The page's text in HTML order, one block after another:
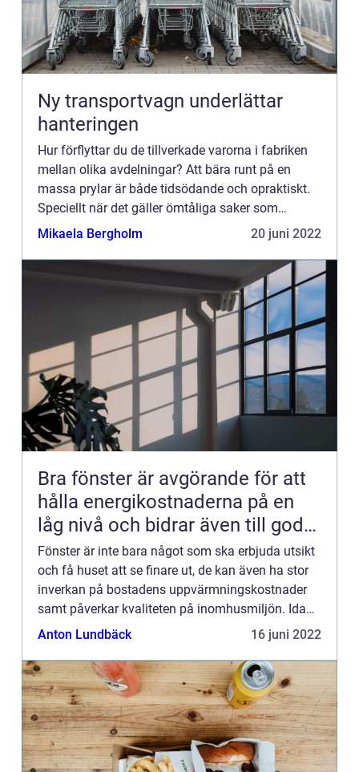
Ny transportvagn underlättar
hanteringen
Hur förflyttar du de tillverkade varorna i fabriken
mellan olika avdelningar? Att bära runt på en
massa prylar är både tidsödande och opraktiskt.
Speciellt när det gäller ömtåliga saker som
glasskivor eller skrymmande saker som järnplåtar.
Mikaela Bergholm 20 juni 2022
Bra fönster är avgörande för att
hålla energikostnaderna på en
låg nivå och bidrar även till god
inomhusmiljö
Fönster är inte bara något som ska erbjuda utsikt
och få huset att se finare ut, de kan även ha stor
inverkan på bostadens uppvärmningskostnader
samt påverkar kvaliteten på inomhusmiljön. Idag
finns det mängder av olika fönstermodeller att
Anton Lundbäck 16 juni 2022